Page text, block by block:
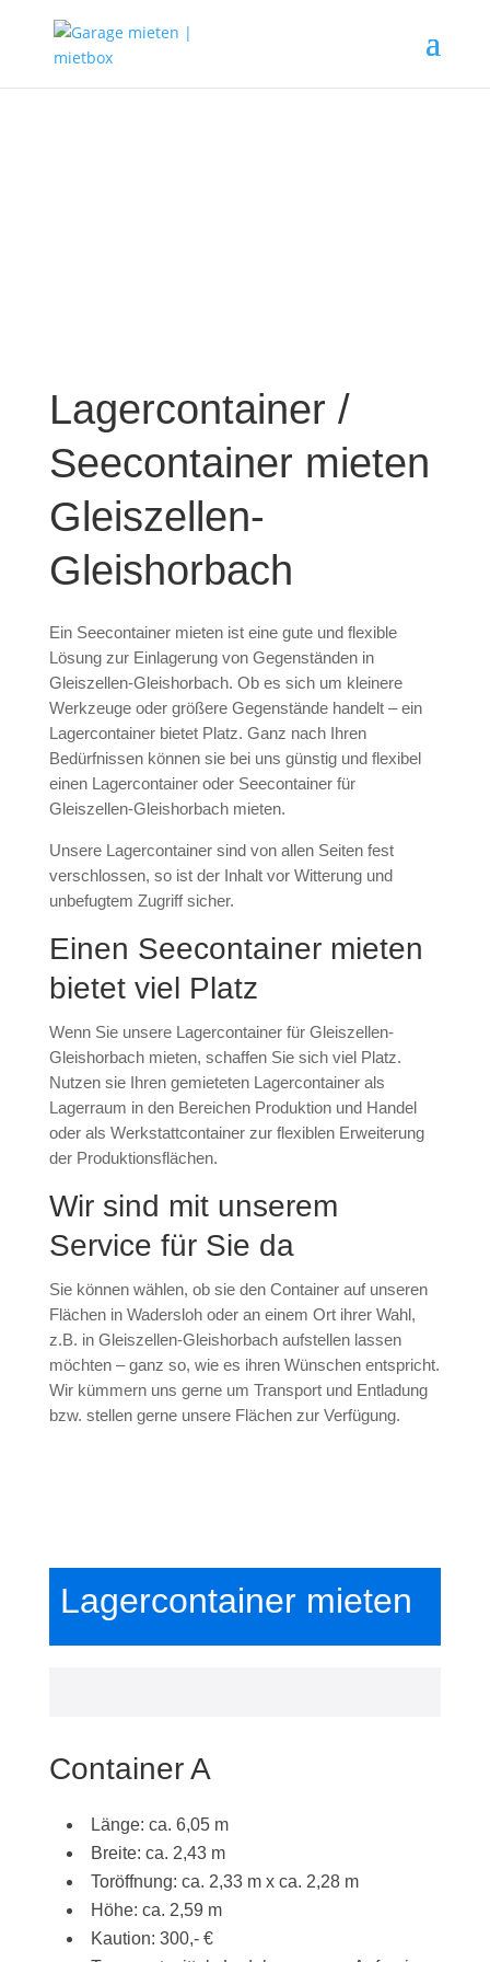
Lagercontainer /
Seecontainer mieten
Gleiszellen-
Gleishorbach
Ein Seecontainer mieten ist eine gute und flexible
Lösung zur Einlagerung von Gegenständen in
Gleiszellen-Gleishorbach. Ob es sich um kleinere
Werkzeuge oder größere Gegenstände handelt – ein
Lagercontainer bietet Platz. Ganz nach Ihren
Bedürfnissen können sie bei uns günstig und flexibel
einen Lagercontainer oder Seecontainer für
Gleiszellen-Gleishorbach mieten.
Unsere Lagercontainer sind von allen Seiten fest
verschlossen, so ist der Inhalt vor Witterung und
unbefugtem Zugriff sicher.
Einen Seecontainer mieten
bietet viel Platz
Wenn Sie unsere Lagercontainer für Gleiszellen-
Gleishorbach mieten, schaffen Sie sich viel Platz.
Nutzen sie Ihren gemieteten Lagercontainer als
Lagerraum in den Bereichen Produktion und Handel
oder als Werkstattcontainer zur flexiblen Erweiterung
der Produktionsflächen.
Wir sind mit unserem
Service für Sie da
Sie können wählen, ob sie den Container auf unseren
Flächen in Wadersloh oder an einem Ort ihrer Wahl,
z.B. in Gleiszellen-Gleishorbach aufstellen lassen
möchten – ganz so, wie es ihren Wünschen entspricht.
Wir kümmern uns gerne um Transport und Entladung
bzw. stellen gerne unsere Flächen zur Verfügung.
Lagercontainer mieten
Container A
Länge: ca. 6,05 m
Breite: ca. 2,43 m
Toröffnung: ca. 2,33 m x ca. 2,28 m
Höhe: ca. 2,59 m
Kaution: 300,- €